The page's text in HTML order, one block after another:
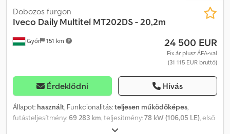
Győr 151 km
Dobozos furgon
Iveco Daily Multitel MT202DS - 20,2m
24 500 EUR
Fix ár plusz ÁFA-val
(31 115 EUR bruttó)
Érdeklődni Hívás
Állapot: használt, Funkcionalitás:teljesen működőképes,
futásteljesítmény:69 283 km, teljesítmény:78 kW (106,05 LE), első
, üzemanyagtípus: